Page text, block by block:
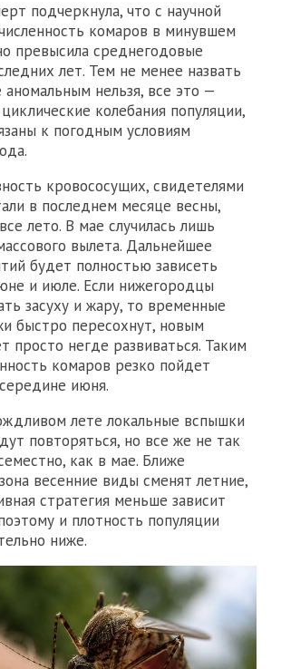
подчеркнула, что с научной
комаров в минувшем
превысила среднегодовые
лет. Тем не менее назвать
нельзя, все это —
колебания популяции,
к погодным условиям
кровососущих, свидетелями
в последнем месяце весны,
лето. В мае случилась лишь
вылета. Дальнейшее
будет полностью зависеть
и июле. Если нижегородцы
засуху и жару, то временные
быстро пересохнут, новым
просто негде развиваться. Таким
комаров резко пойдет
июня.
лете локальные вспышки
повторяться, но все же не так
как в мае. Ближе
весенние виды сменят летние,
стратегия меньше зависит
и плотность популяции
ниже.